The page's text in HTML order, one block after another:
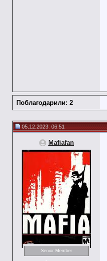
Поблагодарили: 2
05.12.2023, 06:51
Mafiafan
Senior Member